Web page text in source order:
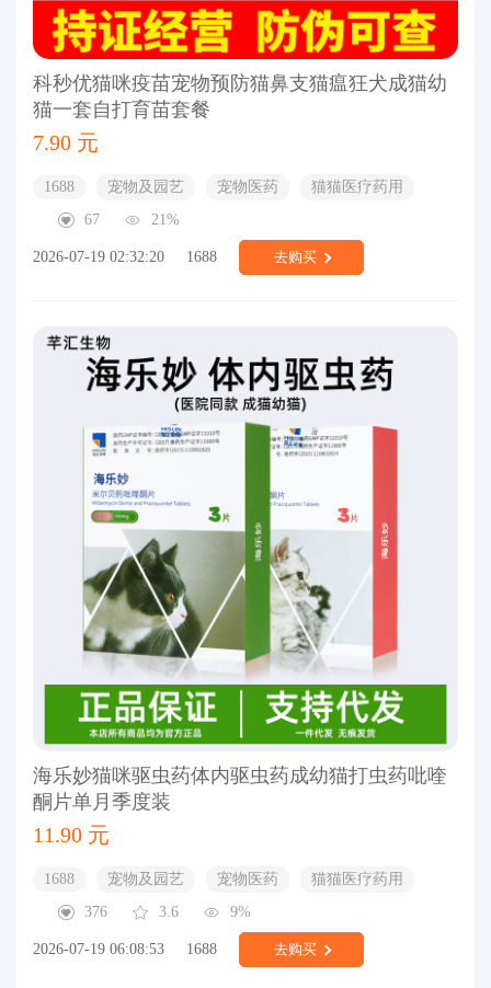
科秒优猫咪疫苗宠物预防猫鼻支猫瘟狂犬成猫幼
猫一套自打育苗套餐
7.90 元
1688 宠物及园艺 宠物医药
猫猫医疗药用
67
21%
2026-07-19 02:32:20 1688 去购买
海乐妙猫咪驱虫药体内驱虫药成幼猫打虫药吡喹
酮片单月季度装
11.90 元
1688 宠物及园艺 宠物医药
猫猫医疗药用
376
3.6 9%
2026-07-19 06:08:53 1688 去购买